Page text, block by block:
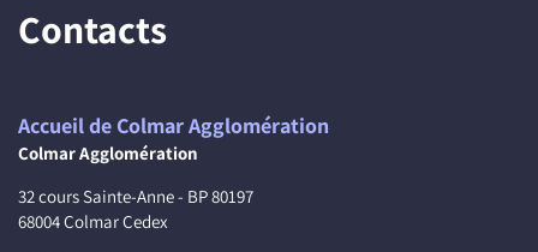
Contacts
Accueil de Colmar Agglomération
Colmar Agglomération
32 cours Sainte-Anne - BP 80197
68004 Colmar Cedex